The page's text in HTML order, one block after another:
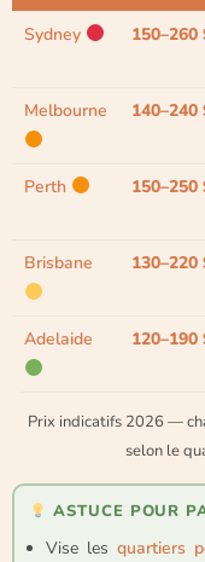
Sydney 150–260
Melbourne
140–240
Perth
150–250
Brisbane
130–220
Adelaide
120–190
Prix indicatifs 2026 —
selon le
ASTUCE POUR
Vise les quartiers